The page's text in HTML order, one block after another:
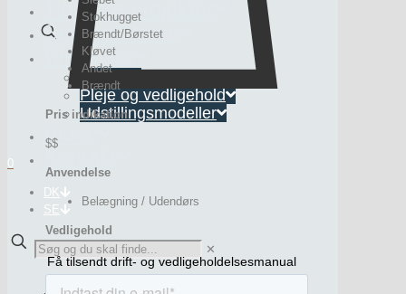
Tidligere projekter
Søg natursten
Webshop
Interiør
Pleje og vedligehold
Udstillingsmodeller
Viden
0
DK
SE
✕
Stokhugget
Brændt/Børstet
Kløvet
Andet
Brændt
Pris indikation
$$
Anvendelse
Belægning / Udendørs
Vedligehold